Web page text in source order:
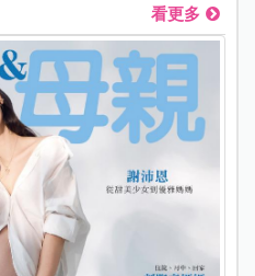
看更多